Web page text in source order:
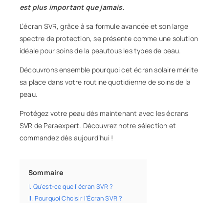
est plus important que jamais.
L’écran SVR, grâce à sa formule avancée et son large
spectre de protection, se présente comme une solution
idéale pour soins de la peautous les types de peau.
Découvrons ensemble pourquoi cet écran solaire mérite
sa place dans votre routine quotidienne desoins de la
peau.
Protégez votre peau dès maintenant avec les écrans
SVR de Paraexpert. Découvrez notre sélection et
commandez dès aujourd’hui !
Sommaire
I. Qu’est-ce que l’écran SVR ?
II. Pourquoi Choisir l’Écran SVR ?